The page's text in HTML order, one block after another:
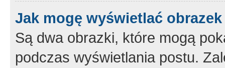
Jak mogę wyświetlać
Są dwa obrazki, które mogą
podczas wyświetlania postu.